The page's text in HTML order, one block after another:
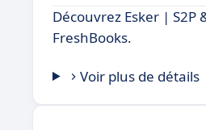
Découvrez Esker |
FreshBooks.
Voir plus de détails